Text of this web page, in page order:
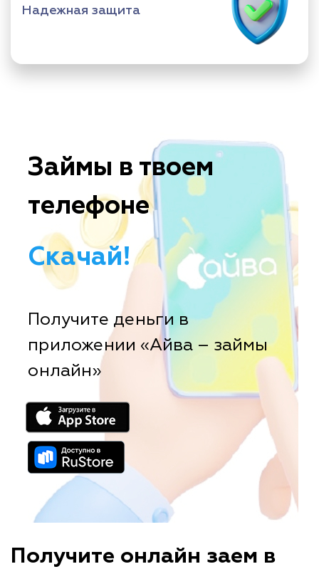
Надежная защита
Займы в твоем
телефоне
Скачай!
Получите деньги в
приложении «Айва – займы
онлайн»
Получите онлайн заем в